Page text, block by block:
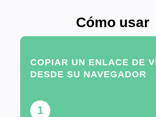
Cómo usar
1
COPIAR UN ENLACE DE
DESDE SU NAVEGADOR